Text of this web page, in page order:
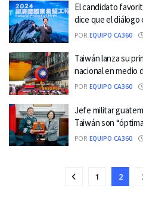
El candidato
dice que el diálogo
POR EQUIPO CA360
Taiwán lanza su
nacional en medio
POR EQUIPO CA360
Jefe militar
Taiwán son
POR EQUIPO CA360
1 2